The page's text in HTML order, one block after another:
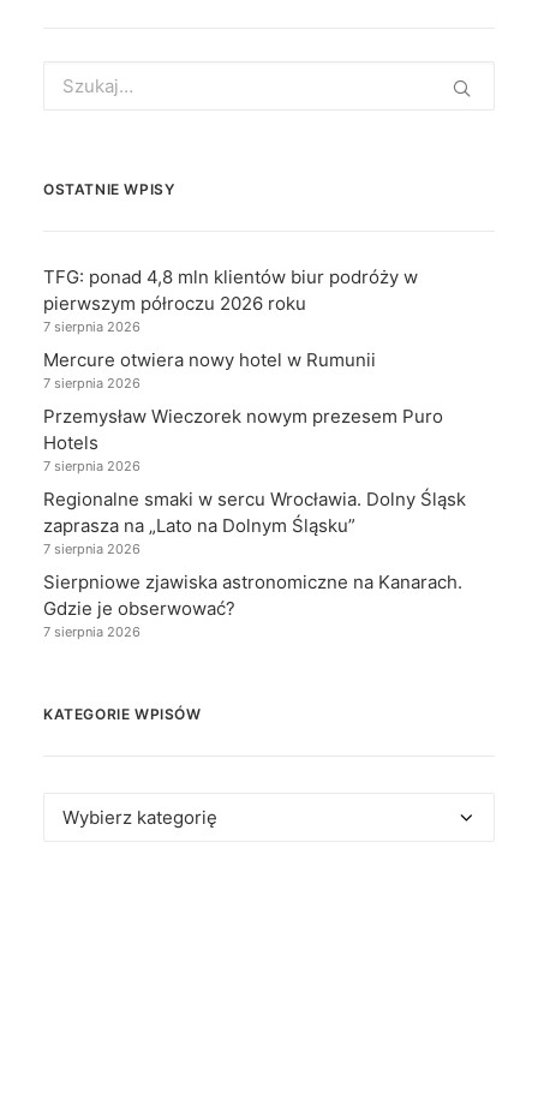
for:
OSTATNIE WPISY
TFG: ponad 4,8 mln klientów biur podróży w
pierwszym półroczu 2026 roku
7 sierpnia 2026
Mercure otwiera nowy hotel w Rumunii
7 sierpnia 2026
Przemysław Wieczorek nowym prezesem Puro
Hotels
7 sierpnia 2026
Regionalne smaki w sercu Wrocławia. Dolny Śląsk
zaprasza na „Lato na Dolnym Śląsku”
7 sierpnia 2026
Sierpniowe zjawiska astronomiczne na Kanarach.
Gdzie je obserwować?
7 sierpnia 2026
KATEGORIE WPISÓW
Kategorie